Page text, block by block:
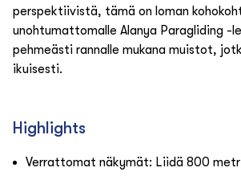
perspektiivistä, tämä on loman
unohtumattomalle Alanya Paragliding -
pehmeästi rannalle mukana muistot,
ikuisesti.
Highlights
Verrattomat näkymät: Liidä 800